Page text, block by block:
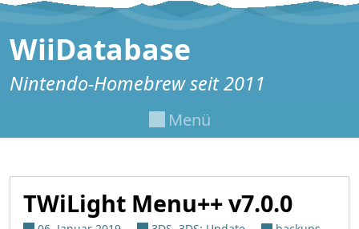
Zum Inhalt springen
WiiDatabase
Nintendo-Homebrew seit 2011
Menü
TWiLight Menu++ v7.0.0